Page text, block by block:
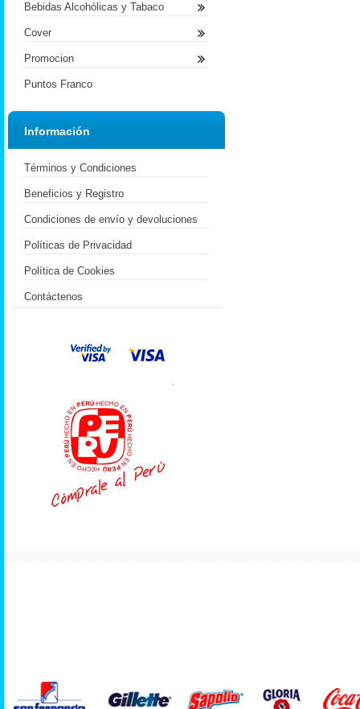
Bebidas Alcohólicas y Tabaco
Cover
Promocion
Puntos Franco
Información
Términos y Condiciones
Beneficios y Registro
Condiciones de envío y devoluciones
Políticas de Privacidad
Política de Cookies
Contáctenos
.